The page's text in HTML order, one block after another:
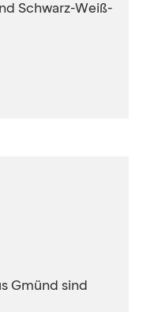
Schwarz-Weiß-
Gmünd sind